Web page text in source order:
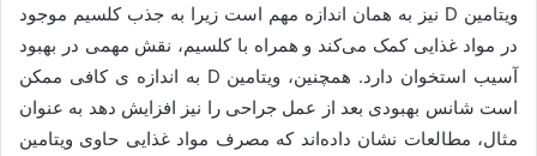
ویتامین D نیز به همان اندازه مهم است زیرا به جذب کلسیم موجود
در مواد غذایی کمک می‌کند و همراه با کلسیم، نقش مهمی در بهبود
آسیب استخوان دارد. همچنین، ویتامین D به اندازه ی کافی ممکن
است شانس بهبودی بعد از عمل جراحی را نیز افزایش دهد به عنوان
مثال، مطالعات نشان داده‌اند که مصرف مواد غذایی حاوی ویتامین